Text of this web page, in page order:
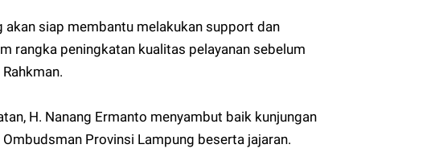
akan siap membantu melakukan support dan
rangka peningkatan kualitas pelayanan sebelum
H. Nanang Ermanto menyambut baik kunjungan
Provinsi Lampung beserta jajaran.